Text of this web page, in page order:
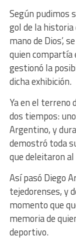
Según pudimos
gol de la historia
mano de Dios’,
quien compartía
gestionó la
dicha exhibición.
Ya en el terreno
dos tiempos:
Argentino, y
demostró toda
que deleitaron
Así pasó Diego
tejedorenses, y
momento que
memoria de
deportivo.